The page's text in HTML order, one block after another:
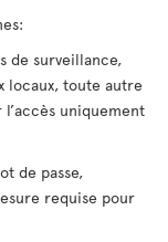
de surveillance,
locaux, toute autre
uniquement
de passe,
requise pour